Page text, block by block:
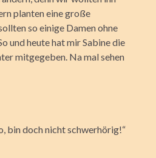
planten eine große
so einige Damen ohne
und heute hat mir Sabine die
mitgegeben. Na mal sehen
bin doch nicht schwerhörig!“